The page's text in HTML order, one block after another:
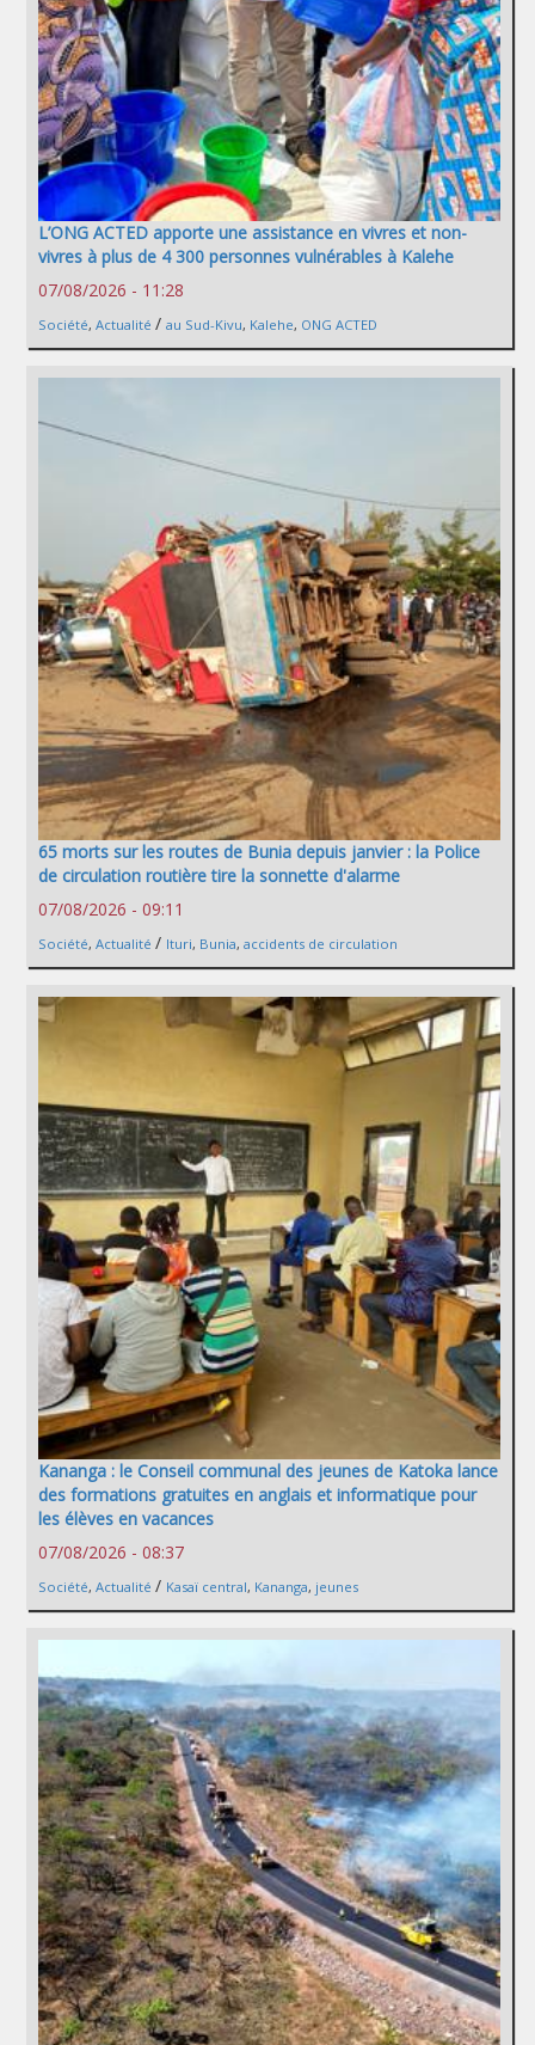
L’ONG ACTED apporte une assistance en vivres et non-
vivres à plus de 4 300 personnes vulnérables à Kalehe
07/08/2026 - 11:28
Société, Actualité / au Sud-Kivu, Kalehe, ONG ACTED
65 morts sur les routes de Bunia depuis janvier : la Police
de circulation routière tire la sonnette d'alarme
07/08/2026 - 09:11
Société, Actualité / Ituri, Bunia, accidents de circulation
Kananga : le Conseil communal des jeunes de Katoka lance
des formations gratuites en anglais et informatique pour
les élèves en vacances
07/08/2026 - 08:37
Société, Actualité / Kasaï central, Kananga, jeunes